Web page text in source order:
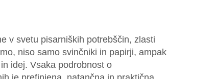
v svetu pisarniških potrebščin, zlasti
niso samo svinčniki in papirji, ampak
idej. Vsaka podrobnost o